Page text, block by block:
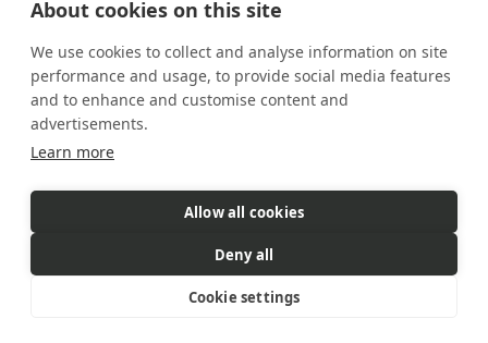
Nuestros planes
Prestaciones
Cómo funciona
Contacto
eSIM es un producto comercializado
las ventas, la facturación y el servicio al cliente
© 2026 Gigs. All Rights Reserved.
About cookies on this site
We use cookies to collect and analyse information on site
performance and usage, to provide social media features
and to enhance and customise content and
advertisements.
Learn more
Allow all cookies
Deny all
Cookie settings